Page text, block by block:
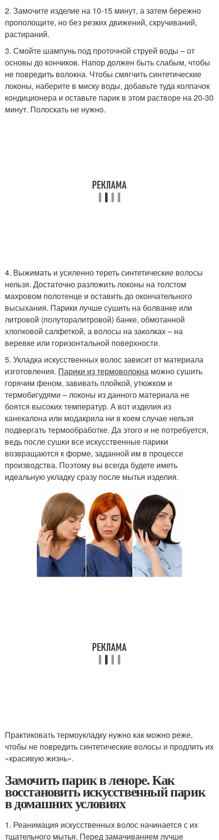
2. Замочите изделие на 10-15 минут, а затем бережно
прополощите, но без резких движений, скручиваний,
растираний.
3. Смойте шампунь под проточной струей воды – от
основы до кончиков. Напор должен быть слабым, чтобы
не повредить волокна. Чтобы смягчить синтетические
локоны, наберите в миску воды, добавьте туда колпачок
кондиционера и оставьте парик в этом растворе на 20-30
минут. Полоскать не нужно.
4. Выжимать и усиленно тереть синтетические волосы
нельзя. Достаточно разложить локоны на толстом
махровом полотенце и оставить до окончательного
высыхания. Парики лучше сушить на болванке или
литровой (полуторалитровой) банке, обмотанной
хлопковой салфеткой, а волосы на заколках – на
веревке или горизонтальной поверхности.
5. Укладка искусственных волос зависит от материала
изготовления. Парики из термоволокна можно сушить
горячим феном, завивать плойкой, утюжком и
термобигудями – локоны из данного материала не
боятся высоких температур. А вот изделия из
канекалона или модакрила ни в коем случае нельзя
подвергать термообработке. Да этого и не потребуется,
ведь после сушки все искусственные парики
возвращаются к форме, заданной им в процессе
производства. Поэтому вы всегда будете иметь
идеальную укладку сразу после мытья изделия.
Практиковать термоукладку нужно как можно реже,
чтобы не повредить синтетические волосы и продлить их
«красивую жизнь».
Замочить парик в леноре. Как
восстановить искусственный парик
в домашних условиях
1. Реанимация искусственных волос начинается с их
тщательного мытья. Перед замачиванием лучше